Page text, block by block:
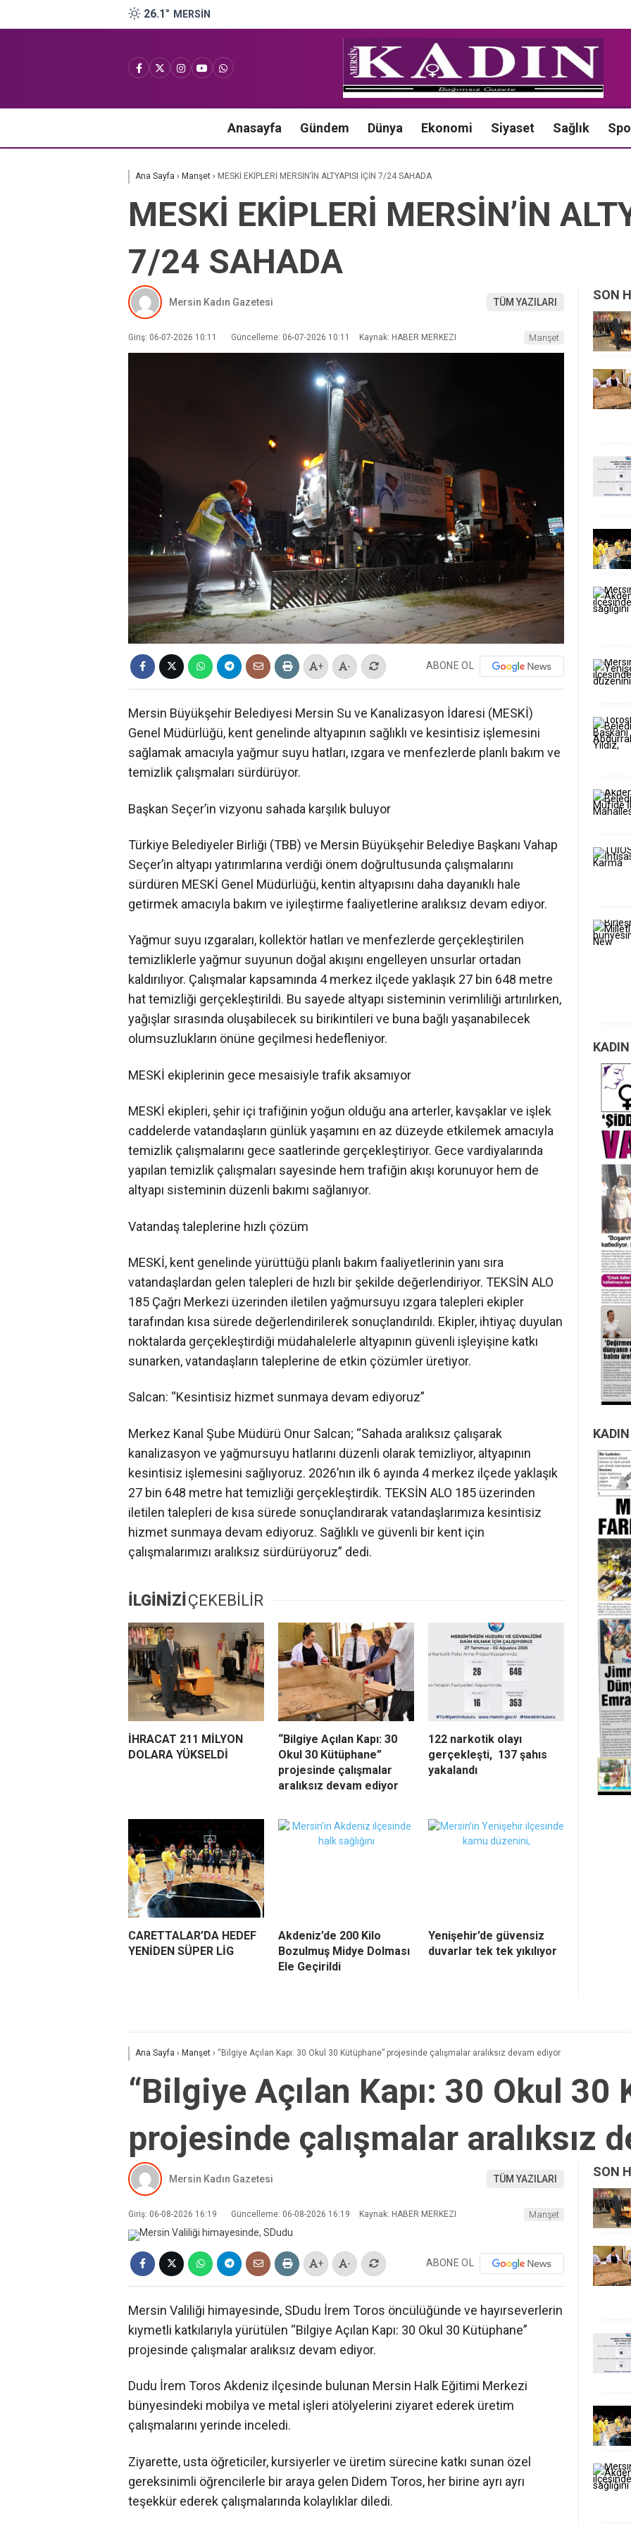
26.1° MERSIN
Anasayfa Gündem Dünya Ekonomi Siyaset Sağlık
Ana Sayfa › Manşet › MESKİ EKİPLERİ MERSİN’İN ALTYAPISI İÇİN 7/24 SAHADA
MESKİ EKİPLERİ MERSİN’İN
7/24 SAHADA
Mersin Kadın Gazetesi TÜM YAZILARI
Giriş: 06-07-2026 10:11 Güncelleme: 06-07-2026 10:11 Kaynak: HABER MERKEZI Manşet
+ - ABONE OL
Mersin Büyükşehir Belediyesi Mersin Su ve Kanalizasyon İdaresi (MESKİ)
Genel Müdürlüğü, kent genelinde altyapının sağlıklı ve kesintisiz işlemesini
sağlamak amacıyla yağmur suyu hatları, ızgara ve menfezlerde planlı bakım ve
temizlik çalışmaları sürdürüyor.
Başkan Seçer’in vizyonu sahada karşılık buluyor
Türkiye Belediyeler Birliği (TBB) ve Mersin Büyükşehir Belediye Başkanı Vahap
Seçer’in altyapı yatırımlarına verdiği önem doğrultusunda çalışmalarını
sürdüren MESKİ Genel Müdürlüğü, kentin altyapısını daha dayanıklı hale
getirmek amacıyla bakım ve iyileştirme faaliyetlerine aralıksız devam ediyor.
Yağmur suyu ızgaraları, kollektör hatları ve menfezlerde gerçekleştirilen
temizliklerle yağmur suyunun doğal akışını engelleyen unsurlar ortadan
kaldırılıyor. Çalışmalar kapsamında 4 merkez ilçede yaklaşık 27 bin 648 metre
hat temizliği gerçekleştirildi. Bu sayede altyapı sisteminin verimliliği artırılırken,
yağışlar sırasında oluşabilecek su birikintileri ve buna bağlı yaşanabilecek
olumsuzlukların önüne geçilmesi hedefleniyor.
MESKİ ekiplerinin gece mesaisiyle trafik aksamıyor
MESKİ ekipleri, şehir içi trafiğinin yoğun olduğu ana arterler, kavşaklar ve işlek
caddelerde vatandaşların günlük yaşamını en az düzeyde etkilemek amacıyla
temizlik çalışmalarını gece saatlerinde gerçekleştiriyor. Gece vardiyalarında
yapılan temizlik çalışmaları sayesinde hem trafiğin akışı korunuyor hem de
altyapı sisteminin düzenli bakımı sağlanıyor.
Vatandaş taleplerine hızlı çözüm
MESKİ, kent genelinde yürüttüğü planlı bakım faaliyetlerinin yanı sıra
vatandaşlardan gelen talepleri de hızlı bir şekilde değerlendiriyor. TEKSİN ALO
185 Çağrı Merkezi üzerinden iletilen yağmursuyu ızgara talepleri ekipler
tarafından kısa sürede değerlendirilerek sonuçlandırıldı. Ekipler, ihtiyaç duyulan
noktalarda gerçekleştirdiği müdahalelerle altyapının güvenli işleyişine katkı
sunarken, vatandaşların taleplerine de etkin çözümler üretiyor.
Salcan: “Kesintisiz hizmet sunmaya devam ediyoruz”
Merkez Kanal Şube Müdürü Onur Salcan; “Sahada aralıksız çalışarak
kanalizasyon ve yağmursuyu hatlarını düzenli olarak temizliyor, altyapının
kesintisiz işlemesini sağlıyoruz. 2026’nın ilk 6 ayında 4 merkez ilçede yaklaşık
27 bin 648 metre hat temizliği gerçekleştirdik. TEKSİN ALO 185 üzerinden
iletilen talepleri de kısa sürede sonuçlandırarak vatandaşlarımıza kesintisiz
hizmet sunmaya devam ediyoruz. Sağlıklı ve güvenli bir kent için
çalışmalarımızı aralıksız sürdürüyoruz” dedi.
İLGİNİZİÇEKEBİLİR
İHRACAT 211 MİLYON
DOLARA YÜKSELDİ
“Bilgiye Açılan Kapı: 30
Okul 30 Kütüphane”
projesinde çalışmalar
aralıksız devam ediyor
122 narkotik olayı
gerçekleşti, 137 şahıs
yakalandı
CARETTALAR’DA HEDEF
YENİDEN SÜPER LİG
Akdeniz’de 200 Kilo
Bozulmuş Midye Dolması
Ele Geçirildi
Yenişehir’de güvensiz
duvarlar tek tek yıkılıyor
SON
KADIN
Ana Sayfa › Manşet › “Bilgiye Açılan Kapı: 30 Okul 30 Kütüphane” projesinde çalışmalar aralıksız devam ediyor
“Bilgiye Açılan Kapı: 30 Okul 30
projesinde çalışmalar aralıksız
Mersin Kadın Gazetesi TÜM YAZILARI
Giriş: 06-08-2026 16:19 Güncelleme: 06-08-2026 16:19 Kaynak: HABER MERKEZI Manşet
+ - ABONE OL
Mersin Valiliği himayesinde, SDudu İrem Toros öncülüğünde ve hayırseverlerin
kıymetli katkılarıyla yürütülen “Bilgiye Açılan Kapı: 30 Okul 30 Kütüphane”
projesinde çalışmalar aralıksız devam ediyor.
Dudu İrem Toros Akdeniz ilçesinde bulunan Mersin Halk Eğitimi Merkezi
bünyesindeki mobilya ve metal işleri atölyelerini ziyaret ederek üretim
çalışmalarını yerinde inceledi.
Ziyarette, usta öğreticiler, kursiyerler ve üretim sürecine katkı sunan özel
gereksinimli öğrencilerle bir araya gelen Didem Toros, her birine ayrı ayrı
teşekkür ederek çalışmalarında kolaylıklar diledi.
SON